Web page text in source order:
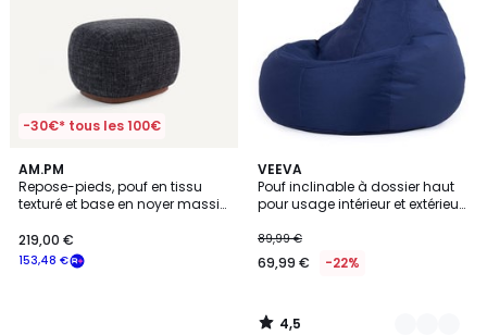
-30€* tous les 100€
AM.PM
Repose-pieds, pouf en tissu
texturé et base en noyer massif,
153,48 €
219,00 €
VEEVA
Pouf inclinable à dossier haut
pour usage intérieur et extérieur
89,99 €
69,99 € -22%
4,5
/ 5
4
Couleurs
4,5
/